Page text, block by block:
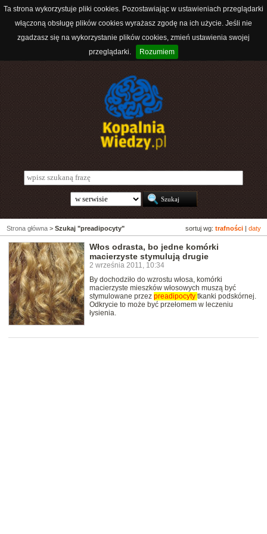
Ta strona wykorzystuje pliki cookies. Pozostawiając w ustawieniach przeglądarki
włączoną obsługę plików cookies wyrażasz zgodę na ich użycie. Jeśli nie
zgadzasz się na wykorzystanie plików cookies, zmień ustawienia swojej
przeglądarki.
Rozumiem
sortuj wg: trafności daty
Strona główna > Szukaj "preadipocyty"
Włos odrasta, bo jedne komórki
macierzyste stymulują drugie
2 września 2011, 10:34
By dochodziło do wzrostu włosa, komórki
macierzyste mieszków włosowych muszą być
stymulowane przez preadipocyty tkanki podskórnej.
Odkrycie to może być przełomem w leczeniu
łysienia.